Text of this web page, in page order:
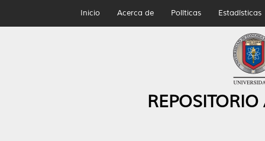
Inicio Acerca de Políticas Estadísticas